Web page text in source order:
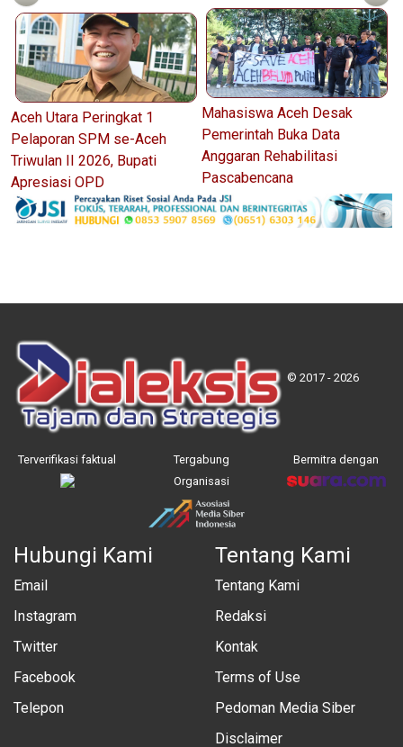
Aceh Utara Peringkat 1
Pelaporan SPM se-Aceh
Triwulan II 2026, Bupati
Apresiasi OPD
Mahasiswa Aceh Desak
Pemerintah Buka Data
Anggaran Rehabilitasi
Pascabencana
© 2017 - 2026
Terverifikasi faktual
Tergabung
Organisasi
Bermitra dengan
Hubungi Kami
Email
Instagram
Twitter
Facebook
Telepon
Tentang Kami
Tentang Kami
Redaksi
Kontak
Terms of Use
Pedoman Media Siber
Disclaimer